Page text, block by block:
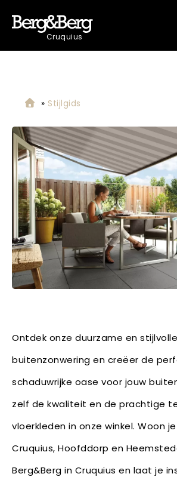
Cruquius
» Stijlgids
Ontdek onze duurzame en stijlvolle
buitenzonwering en creëer de
schaduwrijke oase voor jouw
zelf de kwaliteit en de prachtige
vloerkleden in onze winkel. Woon
Cruquius, Hoofddorp en
Berg&Berg in Cruquius en laat je